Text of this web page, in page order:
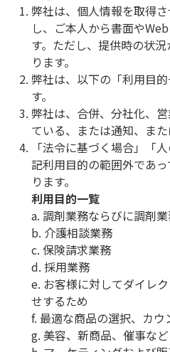
弊社は、個人情報を取得
し、ご本人から書面や
す。ただし、提供時の状
ります。
弊社は、以下の「利用目
す。
弊社は、合併、分社化、
ている、または通知、ま
「法令に基づく場合」「
記利用目的の範囲外であ
ります。
利用目的一覧
a. 調剤業務ならびに調剤
b. 介護相談業務
c. 保険請求業務
d. 採用業務
e. お客様に対してダイレ
せするため
f. 最適な商品の選択、カ
g. 美容、新商品、催事な